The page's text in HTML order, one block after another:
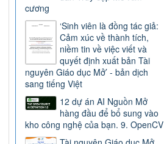
cương
‘Sinh viên là đồng tác giả:
Cảm xúc về thành tích,
niềm tin về việc viết và
quyết định xuất bản Tài
nguyên Giáo dục Mở’ - bản dịch
sang tiếng Việt
12 dự án AI Nguồn Mở
hàng đầu để bổ sung vào
kho công nghệ của bạn. 9. OpenCV